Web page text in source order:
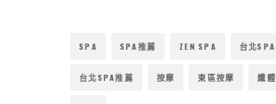
SPA SPA推薦 ZEN SPA 台北SPA
台北SPA推薦 按摩 東區按摩 纖體